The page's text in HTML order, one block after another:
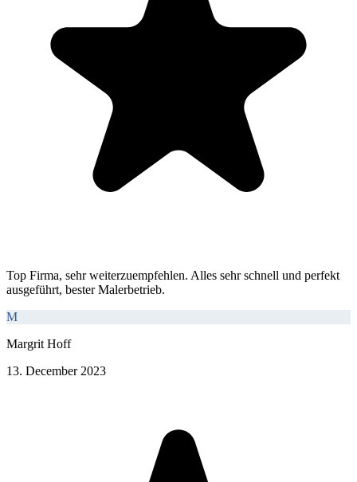
Top Firma, sehr weiterzuempfehlen. Alles sehr schnell und perfekt
ausgeführt, bester Malerbetrieb.
M
Margrit Hoff
13. December 2023